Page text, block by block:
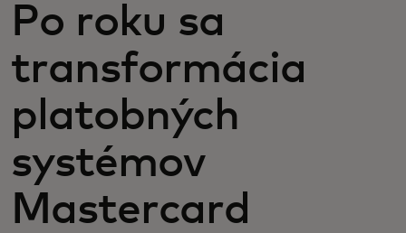
Pre inovátorov
Novinky a trendy
Po roku sa
transformácia
platobných
systémov
Mastercard